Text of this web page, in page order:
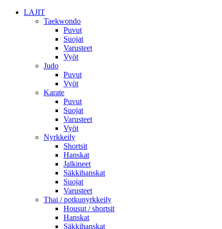
LAJIT
Taekwondo
Puvut
Suojat
Varusteet
Vyöt
Judo
Puvut
Vyöt
Karate
Puvut
Suojat
Varusteet
Vyöt
Nyrkkeily
Shortsit
Hanskat
Jalkineet
Säkkihanskat
Suojat
Varusteet
Thai / potkunyrkkeily
Housut / shortsit
Hanskat
Säkkihanskat